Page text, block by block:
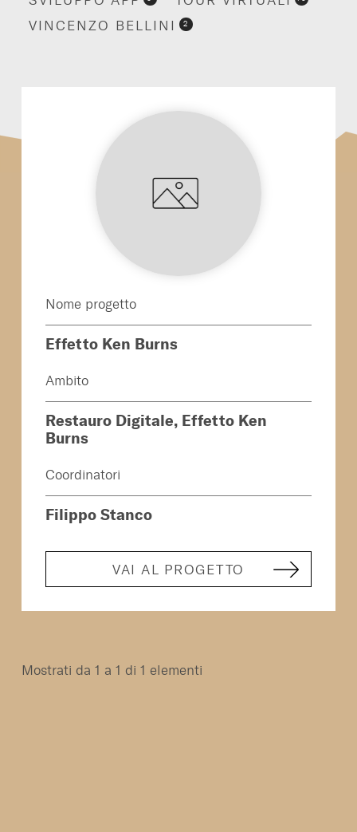
VINCENZO BELLINI 2
Nome progetto
Effetto Ken Burns
Ambito
Restauro Digitale, Effetto Ken
Burns
Coordinatori
Filippo Stanco
VAI AL PROGETTO
Mostrati da 1 a 1 di 1 elementi